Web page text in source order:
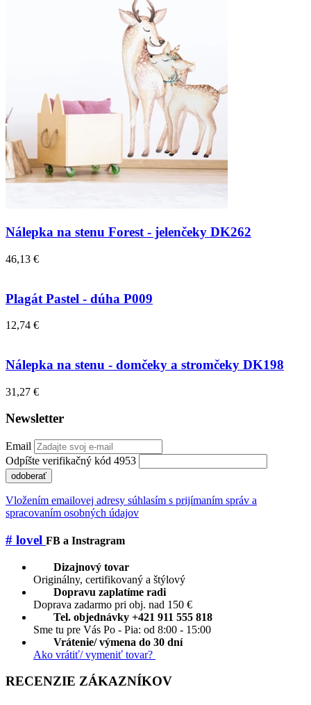
Nálepka na stenu Forest - jelenčeky DK262
46,13 €
Plagát Pastel - dúha P009
12,74 €
Nálepka na stenu - domčeky a stromčeky DK198
31,27 €
Newsletter
Email
Odpíšte verifikačný kód 4953
odoberať
Vložením emailovej adresy súhlasím s prijímaním správ a
spracovaním osobných údajov
# lovel FB a Instragram
Dizajnový tovar
Originálny, certifikovaný a štýlový
Dopravu zaplatíme radi
Doprava zadarmo pri obj. nad 150 €
Tel. objednávky +421 911 555 818
Sme tu pre Vás Po - Pia: od 8:00 - 15:00
Vrátenie/ výmena do 30 dní
Ako vrátiť/ vymeniť tovar?
RECENZIE ZÁKAZNÍKOV